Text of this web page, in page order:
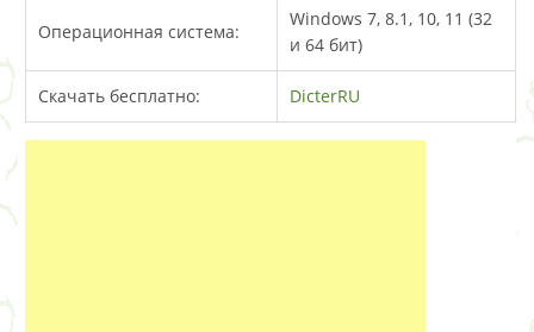
Операционная система:
Windows 7, 8.1, 10, 11 (32
и 64 бит)
Скачать бесплатно: DicterRU